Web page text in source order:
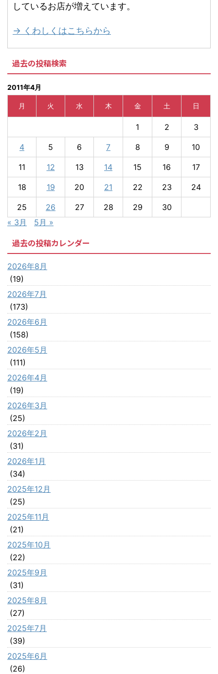
しているお店が増えています。
→ くわしくはこちらから
過去の投稿検索
2011年4月
月 火 水 木 金 土 日
1 2 3
4 5 6 7 8 9 10
11 12 13 14 15 16 17
18 19 20 21 22 23 24
25 26 27 28 29
30
« 3月
5月 »
過去の投稿カレンダー
2026年8月
(19)
2026年7月
(173)
2026年6月
(158)
2026年5月
(111)
2026年4月
(19)
2026年3月
(25)
2026年2月
(31)
2026年1月
(34)
2025年12月
(25)
2025年11月
(21)
2025年10月
(22)
2025年9月
(31)
2025年8月
(27)
2025年7月
(39)
2025年6月
(26)